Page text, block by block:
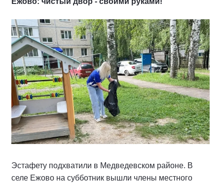
Эстафету подхватили в Медведевском районе. В
селе Ежово на субботник вышли члены местного